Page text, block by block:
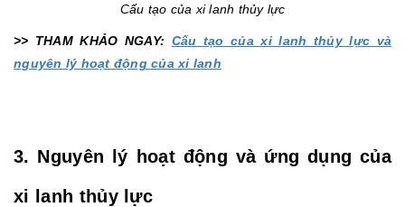
Cấu tạo của xi lanh thủy lực
>> THAM KHẢO NGAY: Cấu tạo của xi lanh thủy lực và
nguyên lý hoạt động của xi lanh
3. Nguyên lý hoạt động và ứng dụng của
xi lanh thủy lực